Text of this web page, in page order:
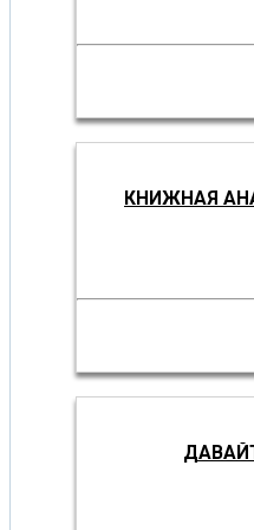
КНИЖНАЯ